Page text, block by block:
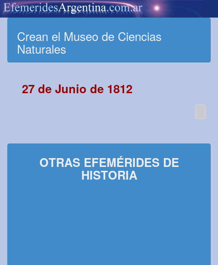
Crean el Museo de Ciencias
Naturales
27 de Junio de 1812
OTRAS EFEMÉRIDES DE
HISTORIA